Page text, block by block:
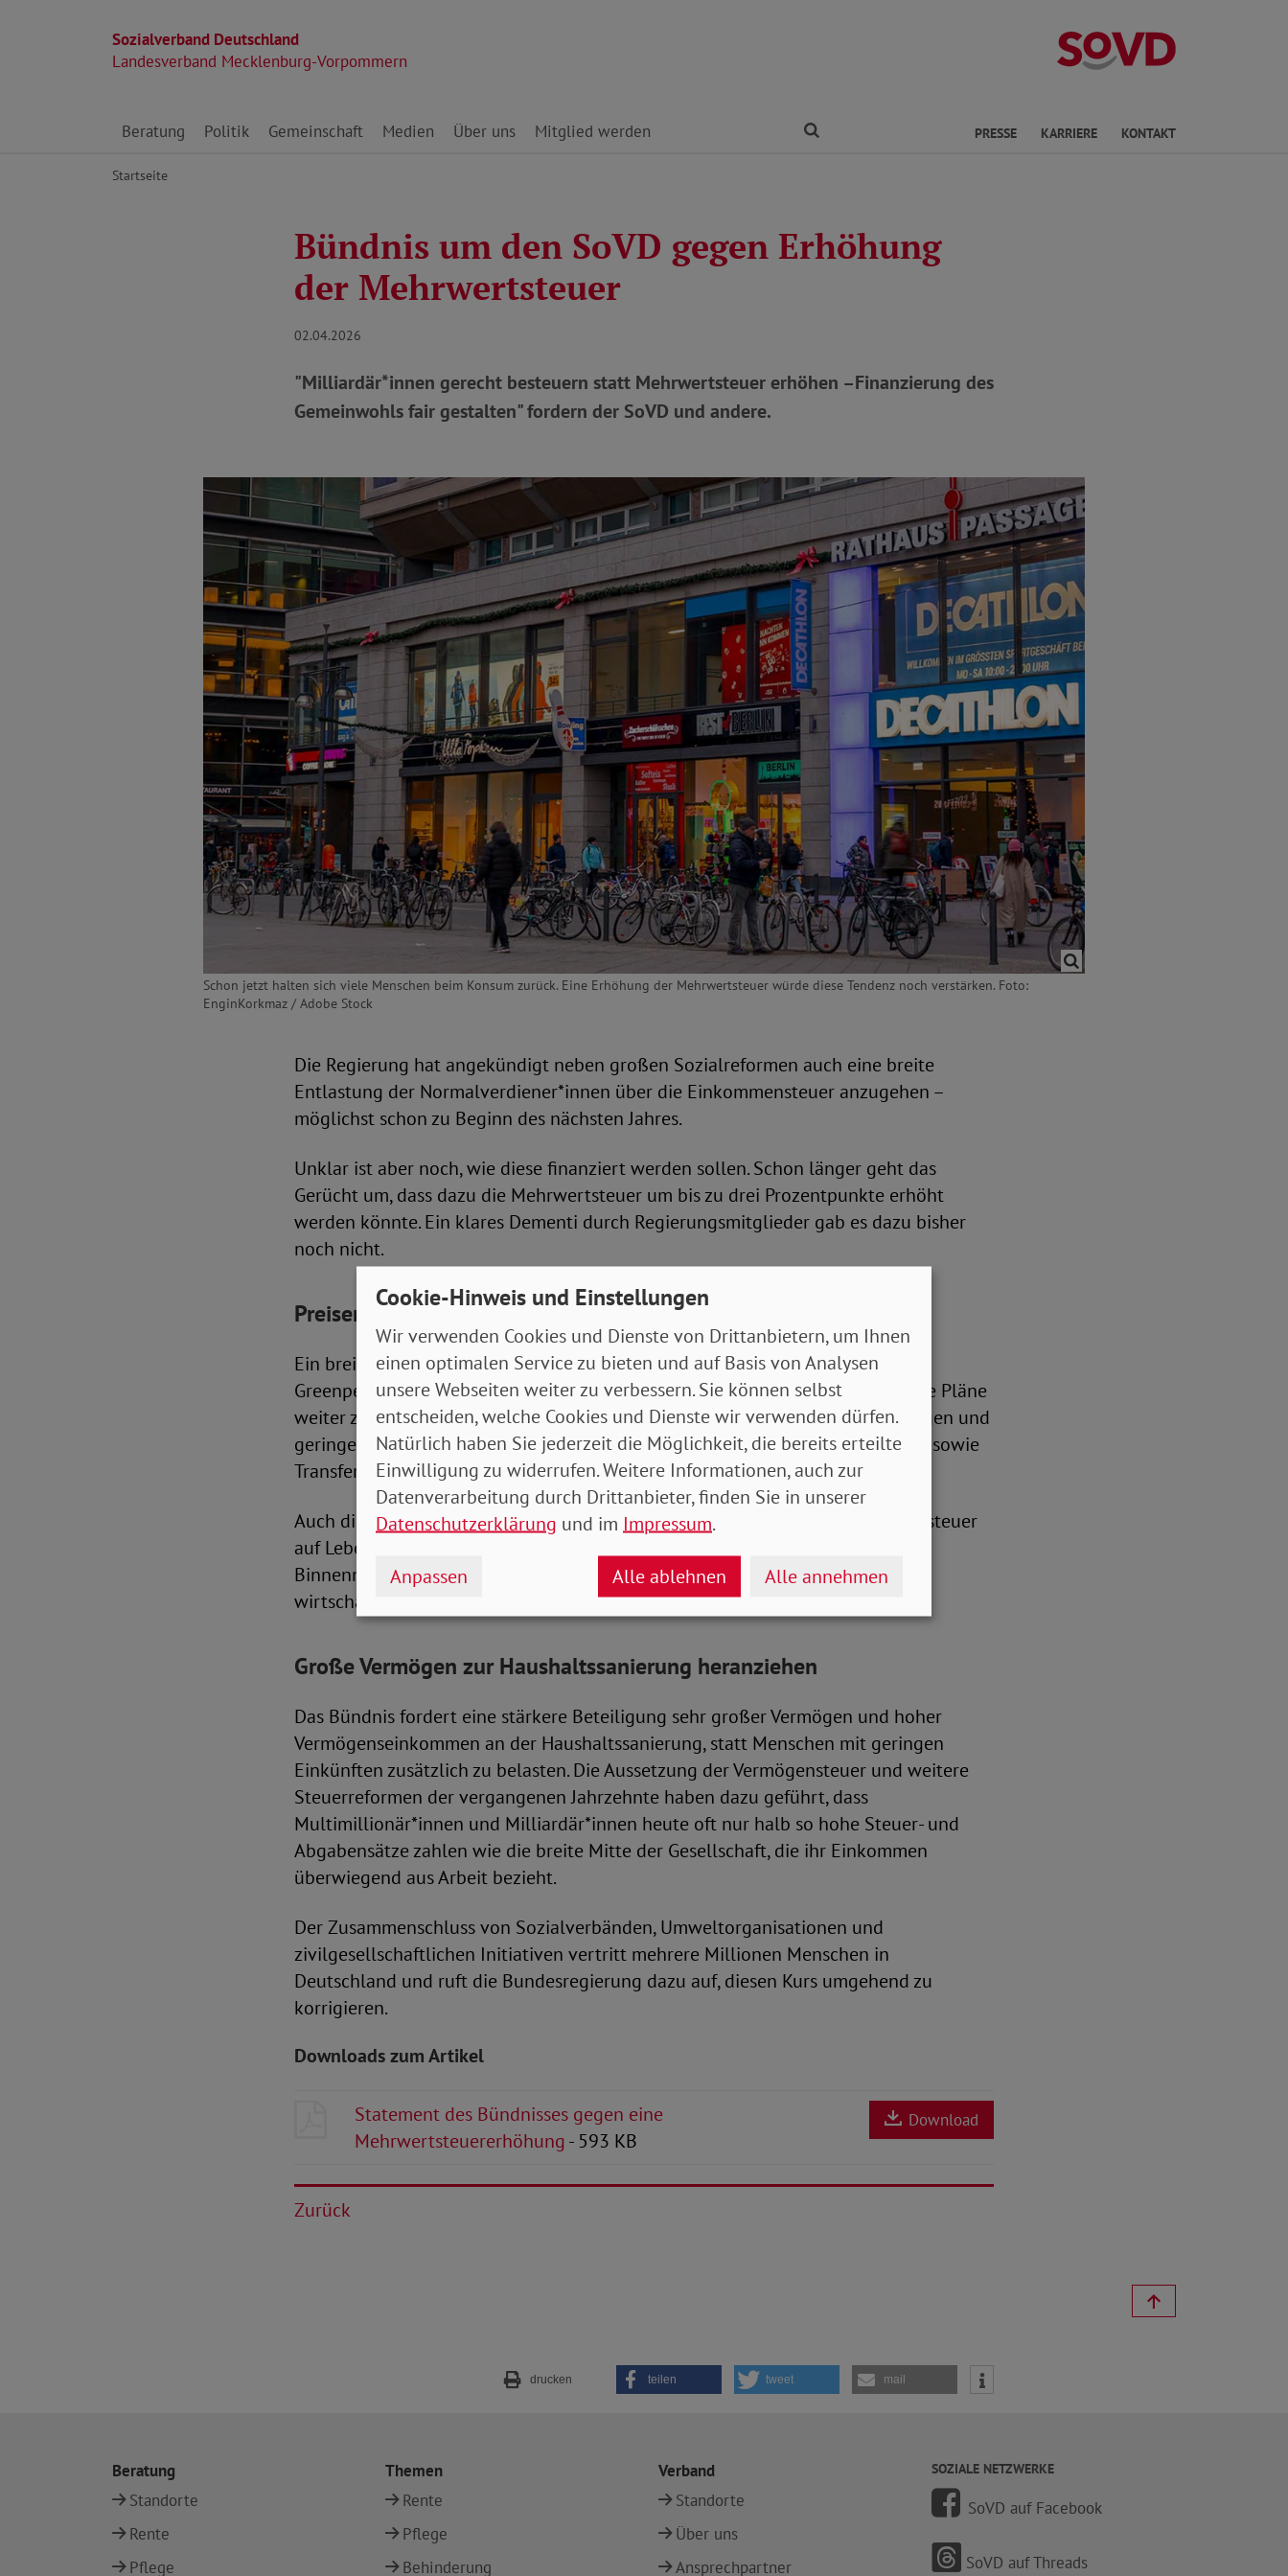
Sozialverband Deutschland
Landesverband Mecklenburg-Vorpommern
Landesverband
Direkt zu den Inhalten springen
Beratung Politik Gemeinschaft Medien Über uns Mitglied werden PRESSE KARRIERE KONTAKT
Startseite
Bündnis um den SoVD gegen Erhöhung
der Mehrwertsteuer
02.04.2026
"Milliardär*innen gerecht besteuern statt Mehrwertsteuer erhöhen –Finanzierung des
Gemeinwohls fair gestalten" fordern der SoVD und andere.
Schon jetzt halten sich viele Menschen beim Konsum zurück. Eine Erhöhung der Mehrwertsteuer würde diese Tendenz noch verstärken. Foto:
EnginKorkmaz / Adobe Stock
Die Regierung hat angekündigt neben großen Sozialreformen auch eine breite
Entlastung der Normalverdiener*innen über die Einkommensteuer anzugehen –
möglichst schon zu Beginn des nächsten Jahres.
Unklar ist aber noch, wie diese finanziert werden sollen. Schon länger geht das
Gerücht um, dass dazu die Mehrwertsteuer um bis zu drei Prozentpunkte erhöht
werden könnte. Ein klares Dementi durch Regierungsmitglieder gab es dazu bisher
noch nicht.
Preiserhöhungen führen zu weniger Konsum
Ein breites Verbändebündnis, zu dem neben dem SoVD unter anderem attac,
Greenpeace und das Netzwerk Steuergerechtigkeit gehören, warnt davor, diese Pläne
weiter zu verfolgen. Denn eine Erhöhung träfe vor allem Menschen mit niedrigen und
geringen Einkommen, also gerade die, die eigentlich entlastet werden sollten, sowie
Transferempfänger*innen.
Auch die ebenfalls ins Spiel gebrachte gleichzeitige Absenkung der Mehrwertsteuer
auf Lebensmittel würde die Mehrbelastung nicht annähernd ausgleichen. Die
Binnennachfrage würde weiter geschwächt, mit entsprechenden negativen
wirtschaftlichen Effekten.
Große Vermögen zur Haushaltssanierung heranziehen
Das Bündnis fordert eine stärkere Beteiligung sehr großer Vermögen und hoher
Vermögenseinkommen an der Haushaltssanierung, statt Menschen mit geringen
Einkünften zusätzlich zu belasten. Die Aussetzung der Vermögensteuer und weitere
Steuerreformen der vergangenen Jahrzehnte haben dazu geführt, dass
Multimillionär*innen und Milliardär*innen heute oft nur halb so hohe Steuer- und
Abgabensätze zahlen wie die breite Mitte der Gesellschaft, die ihr Einkommen
überwiegend aus Arbeit bezieht.
Der Zusammenschluss von Sozialverbänden, Umweltorganisationen und
zivilgesellschaftlichen Initiativen vertritt mehrere Millionen Menschen in
Deutschland und ruft die Bundesregierung dazu auf, diesen Kurs umgehend zu
korrigieren.
Downloads zum Artikel
Statement des Bündnisses gegen eine
Mehrwertsteuererhöhung- 593 KB
Download
Zurück
drucken teilen tweet mail
Beratung
Standorte
Rente
Pflege
Themen
Rente
Pflege
Behinderung
Verband
Standorte
Über uns
Ansprechpartner
SOZIALE NETZWERKE
SoVD auf Facebook
SoVD auf Threads
Cookie-Hinweis und Einstellungen
Wir verwenden Cookies und Dienste von Drittanbietern, um Ihnen
einen optimalen Service zu bieten und auf Basis von Analysen
unsere Webseiten weiter zu verbessern. Sie können selbst
entscheiden, welche Cookies und Dienste wir verwenden dürfen.
Natürlich haben Sie jederzeit die Möglichkeit, die bereits erteilte
Einwilligung zu widerrufen. Weitere Informationen, auch zur
Datenverarbeitung durch Drittanbieter, finden Sie in unserer
Datenschutzerklärung und im Impressum.
Anpassen Alle ablehnen Alle annehmen